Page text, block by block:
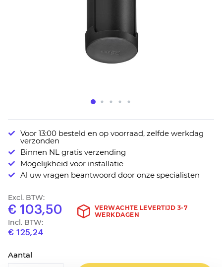
naar
het
begin
van
afbeeldingen-
gallerij
Voor 13:00 besteld en op voorraad, zelfde werkdag
verzonden
Binnen NL gratis verzending
Mogelijkheid voor installatie
Al uw vragen beantwoord door onze specialisten
Excl. BTW:
€ 103,50
Incl. BTW:
€ 125,24
VERWACHTE LEVERTIJD 3-7
WERKDAGEN
Aantal